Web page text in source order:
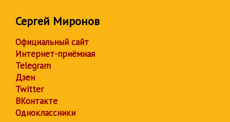
Сергей Миронов
Официальный сайт
Интернет-приёмная
Telegram
Дзен
Twitter
ВКонтакте
Одноклассники